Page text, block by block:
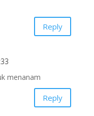
Reply
menanam
Reply